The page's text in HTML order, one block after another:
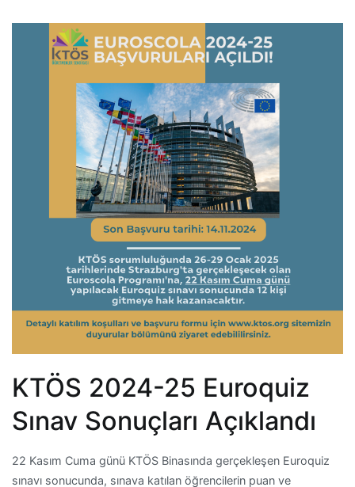
KTÖS 2024-25 Euroquiz
Sınav Sonuçları Açıklandı
22 Kasım Cuma günü KTÖS Binasında gerçekleşen Euroquiz
sınavı sonucunda, sınava katılan öğrencilerin puan ve